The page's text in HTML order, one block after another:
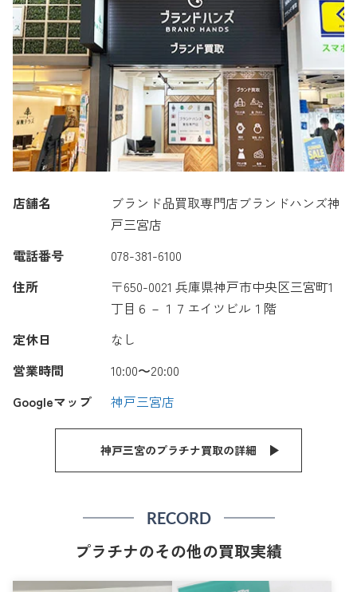
店舗名
ブランド品買取専門店ブランドハンズ神
戸三宮店
電話番号
078-381-6100
住所
〒650-0021 兵庫県神戸市中央区三宮町1
丁目６－１７エイツビル１階
定休日
なし
営業時間
10:00〜20:00
Googleマップ
神戸三宮店
神戸三宮のプラチナ買取の詳細
RECORD
プラチナのその他の買取実績